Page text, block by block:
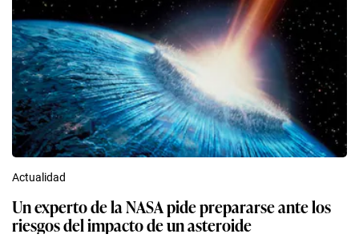
Actualidad
Un experto de la NASA pide prepararse ante los
riesgos del impacto de un asteroide